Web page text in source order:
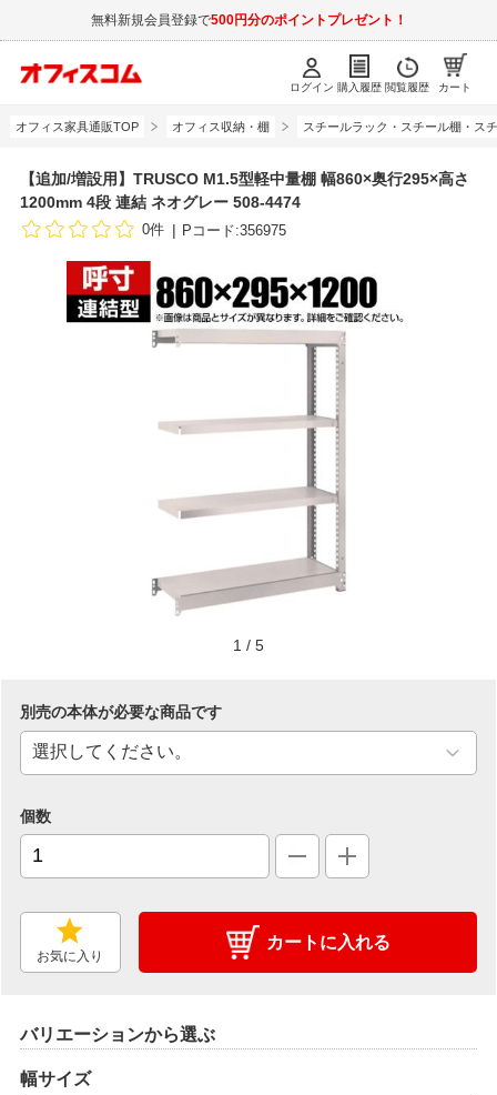
無料新規会員登録で500円分のポイントプレゼント！
ログイン 購入履歴 閲覧履歴 カート
オフィス家具通販TOP オフィス収納・棚 スチールラック・スチール棚・ス
【追加/増設用】TRUSCO M1.5型軽中量棚 幅860×奥行295×高さ
1200mm 4段 連結 ネオグレー 508-4474
0件 Pコード:356975
1 / 5
別売の本体が必要な商品です
個数
お気に入り
カートに入れる
バリエーションから選ぶ
幅サイズ